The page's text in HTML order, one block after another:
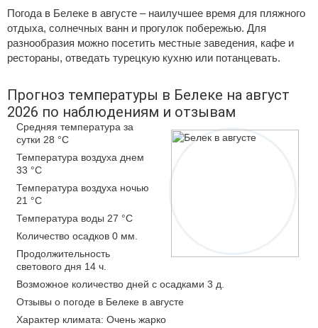
Погода в Белеке в августе – наилучшее время для пляжного
отдыха, солнечных ванн и прогулок побережью. Для
разнообразия можно посетить местные заведения, кафе и
рестораны, отведать турецкую кухню или потанцевать.
Прогноз температуры в Белеке на август
2026 по наблюдениям и отзывам
Средняя температура за
сутки 28 °C
Температура воздуха днем
33 °C
Температура воздуха ночью
21 °C
Температура воды 27 °C
Количество осадков 0 мм.
Продолжительность
светового дня 14 ч.
Возможное количество дней с осадками 3 д.
Отзывы о погоде в Белеке в августе
Характер климата: Очень жарко